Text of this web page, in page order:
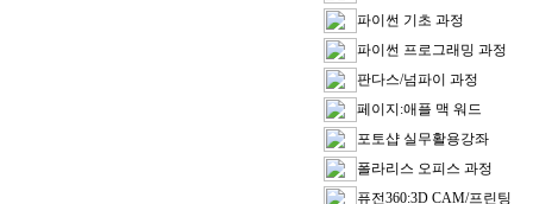
파이썬 기초 과정
파이썬 프로그래밍 과정
판다스/넘파이 과정
페이지:애플 맥 워드
포토샵 실무활용강좌
폴라리스 오피스 과정
퓨전360:3D CAM/프린팅